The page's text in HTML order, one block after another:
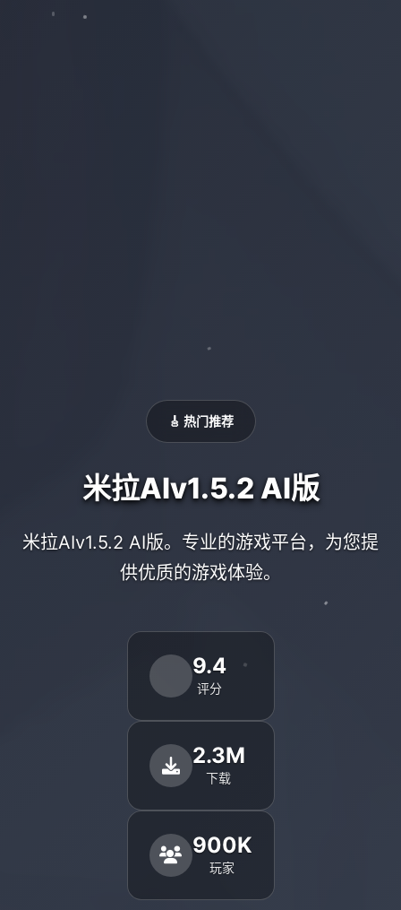
🎸 热门推荐
米拉AIv1.5.2 AI版
米拉AIv1.5.2 AI版。专业的游戏平台，为您提
供优质的游戏体验。
9.4
评分
2.3M
下载
900K
玩家